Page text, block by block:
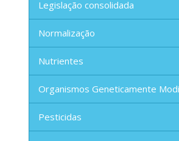
Legislação consolidada
Normalização
Nutrientes
Organismos Geneticamente
Pesticidas